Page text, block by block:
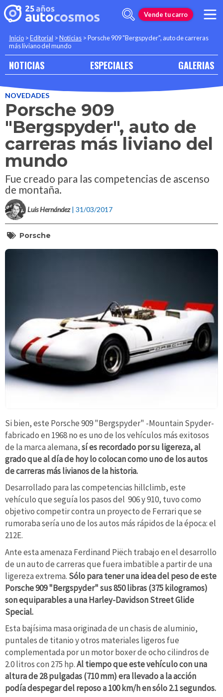
Vende tu carro
Inicio >Editorial >Noticias >Porsche 909 "Bergspyder", auto de carreras
más liviano del mundo
NOTICIAS ESPECIALES GALERIAS
NOVEDADES
Porsche 909
"Bergspyder", auto de
carreras más liviano del
mundo
Fue creado para las competencias de ascenso
de montaña.
Luis Hernández | 31/03/2017
Porsche
Si bien, este Porsche 909 "Bergspyder" -Mountain Spyder-
fabricado en 1968 no es uno de los vehículos más exitosos
de la marca alemana,sí es recordado por su ligereza, al
grado que al día de hoy lo colocan como uno de los autos
de carreras más livianos de la historia.
Desarrollado para las competencias hillclimb, este
vehículo que seguía los pasos del 906 y 910, tuvo como
objetivo competir contra un proyecto de Ferrari que se
rumoraba sería uno de los autos más rápidos de la época: el
212E.
Ante esta amenaza Ferdinand Piëch trabajo en el desarrollo
de un auto de carreras que fuera imbatible a partir de una
ligereza extrema. Sólo para tener una idea del peso de este
Porsche 909 "Bergspyder" sus 850 libras (375 kilogramos)
son equiparables a una Harley-Davidson Street Glide
Special.
Esta bajísima masa originada de un chasis de aluminio,
puntales de titanio y otros materiales ligeros fue
complementada por un motor boxer de ocho cilindros de
2.0 litros con 275 hp.Al tiempo que este vehículo con una
altura de 28 pulgadas (710 mm) era llevado a la acción
podía despegar del reposo a 100 km/h en sólo 2.1 segundos.